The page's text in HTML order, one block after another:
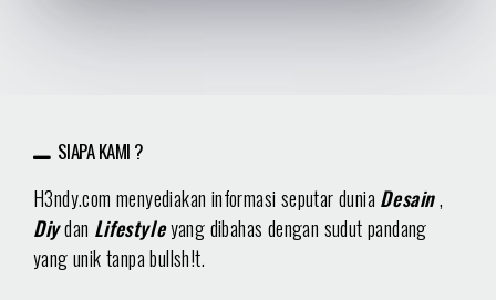
SIAPA KAMI ?
H3ndy.com menyediakan informasi seputar duniaDesain,
Diydan Lifestyleyang dibahas dengan sudut pandang
yang unik tanpa bullsh!t.